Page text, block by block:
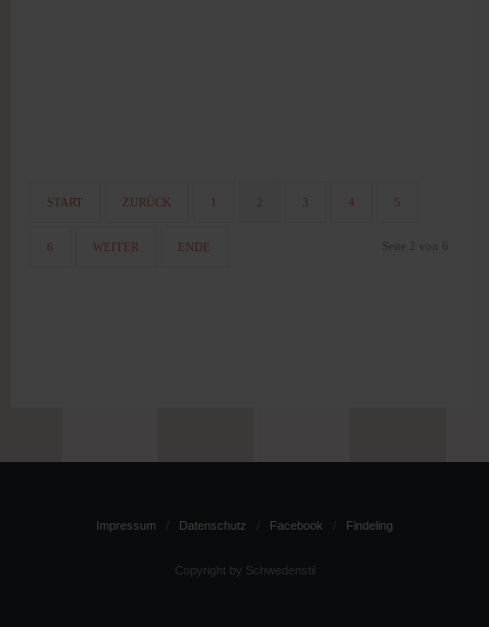
START ZURÜCK 1 3 4 5
6 WEITER ENDE Seite 2 von 6
Impressum Datenschutz Facebook Findeling
Copyright by Schwedenstil